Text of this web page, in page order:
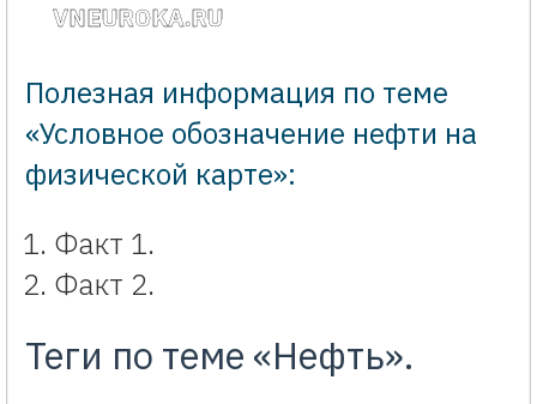
VNEUROKA.RU
Полезная информация по теме
«Условное обозначение нефти на
физической карте»:
Факт 1.
Факт 2.
Теги по теме «Нефть».